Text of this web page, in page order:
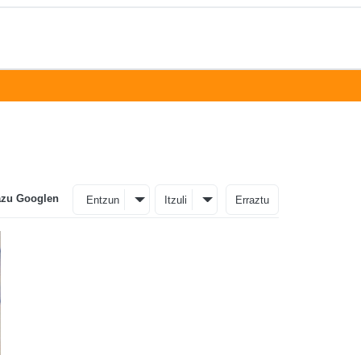
Googlen Entzun Itzuli Erraztu